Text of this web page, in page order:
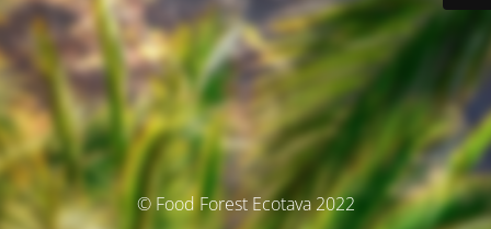
© Food Forest Ecotava 2022